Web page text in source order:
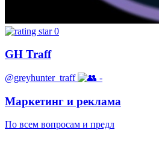
0
GH Traff
@greyhunter_traff -
Маркетинг и реклама
По всем вопросам и предл